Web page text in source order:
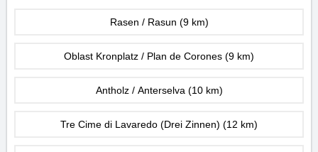
Rasen / Rasun (9 km)
Oblast Kronplatz / Plan de Corones (9 km)
Antholz / Anterselva (10 km)
Tre Cime di Lavaredo (Drei Zinnen) (12 km)